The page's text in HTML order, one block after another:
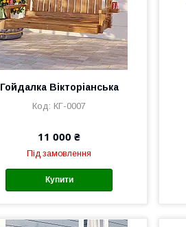
Гойдалка Вікторіанська
КГ-0007
11 000 ₴
Під замовлення
Купити